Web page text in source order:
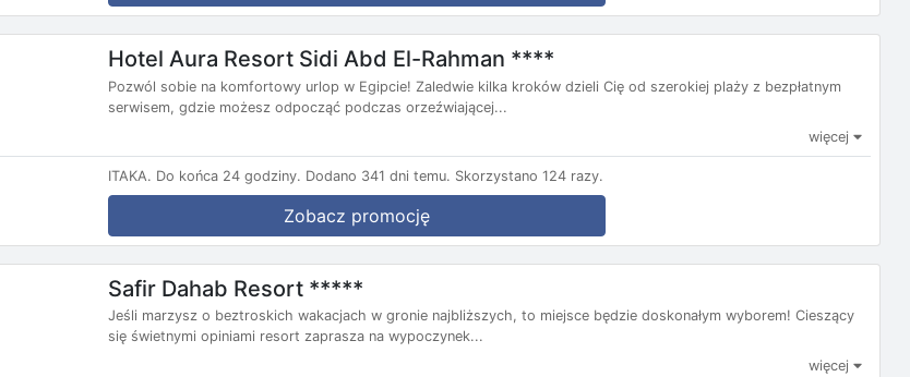
Hotel Aura Resort Sidi Abd El-Rahman ****
Pozwól sobie na komfortowy urlop w Egipcie! Zaledwie kilka kroków dzieli Cię od szerokiej plaży z bezpłatnym
serwisem, gdzie możesz odpocząć podczas orzeźwiającej...
więcej
ITAKA. Do końca 24 godziny. Dodano 341 dni temu. Skorzystano 124 razy.
Zobacz promocję
Safir Dahab Resort *****
Jeśli marzysz o beztroskich wakacjach w gronie najbliższych, to miejsce będzie doskonałym wyborem! Cieszący
się świetnymi opiniami resort zaprasza na wypoczynek...
więcej